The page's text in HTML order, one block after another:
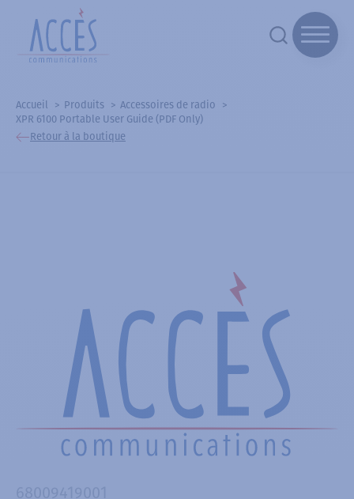
Accueil Produits
Accessoires de radio
XPR 6100 Portable User Guide (PDF Only)
Retour à la boutique